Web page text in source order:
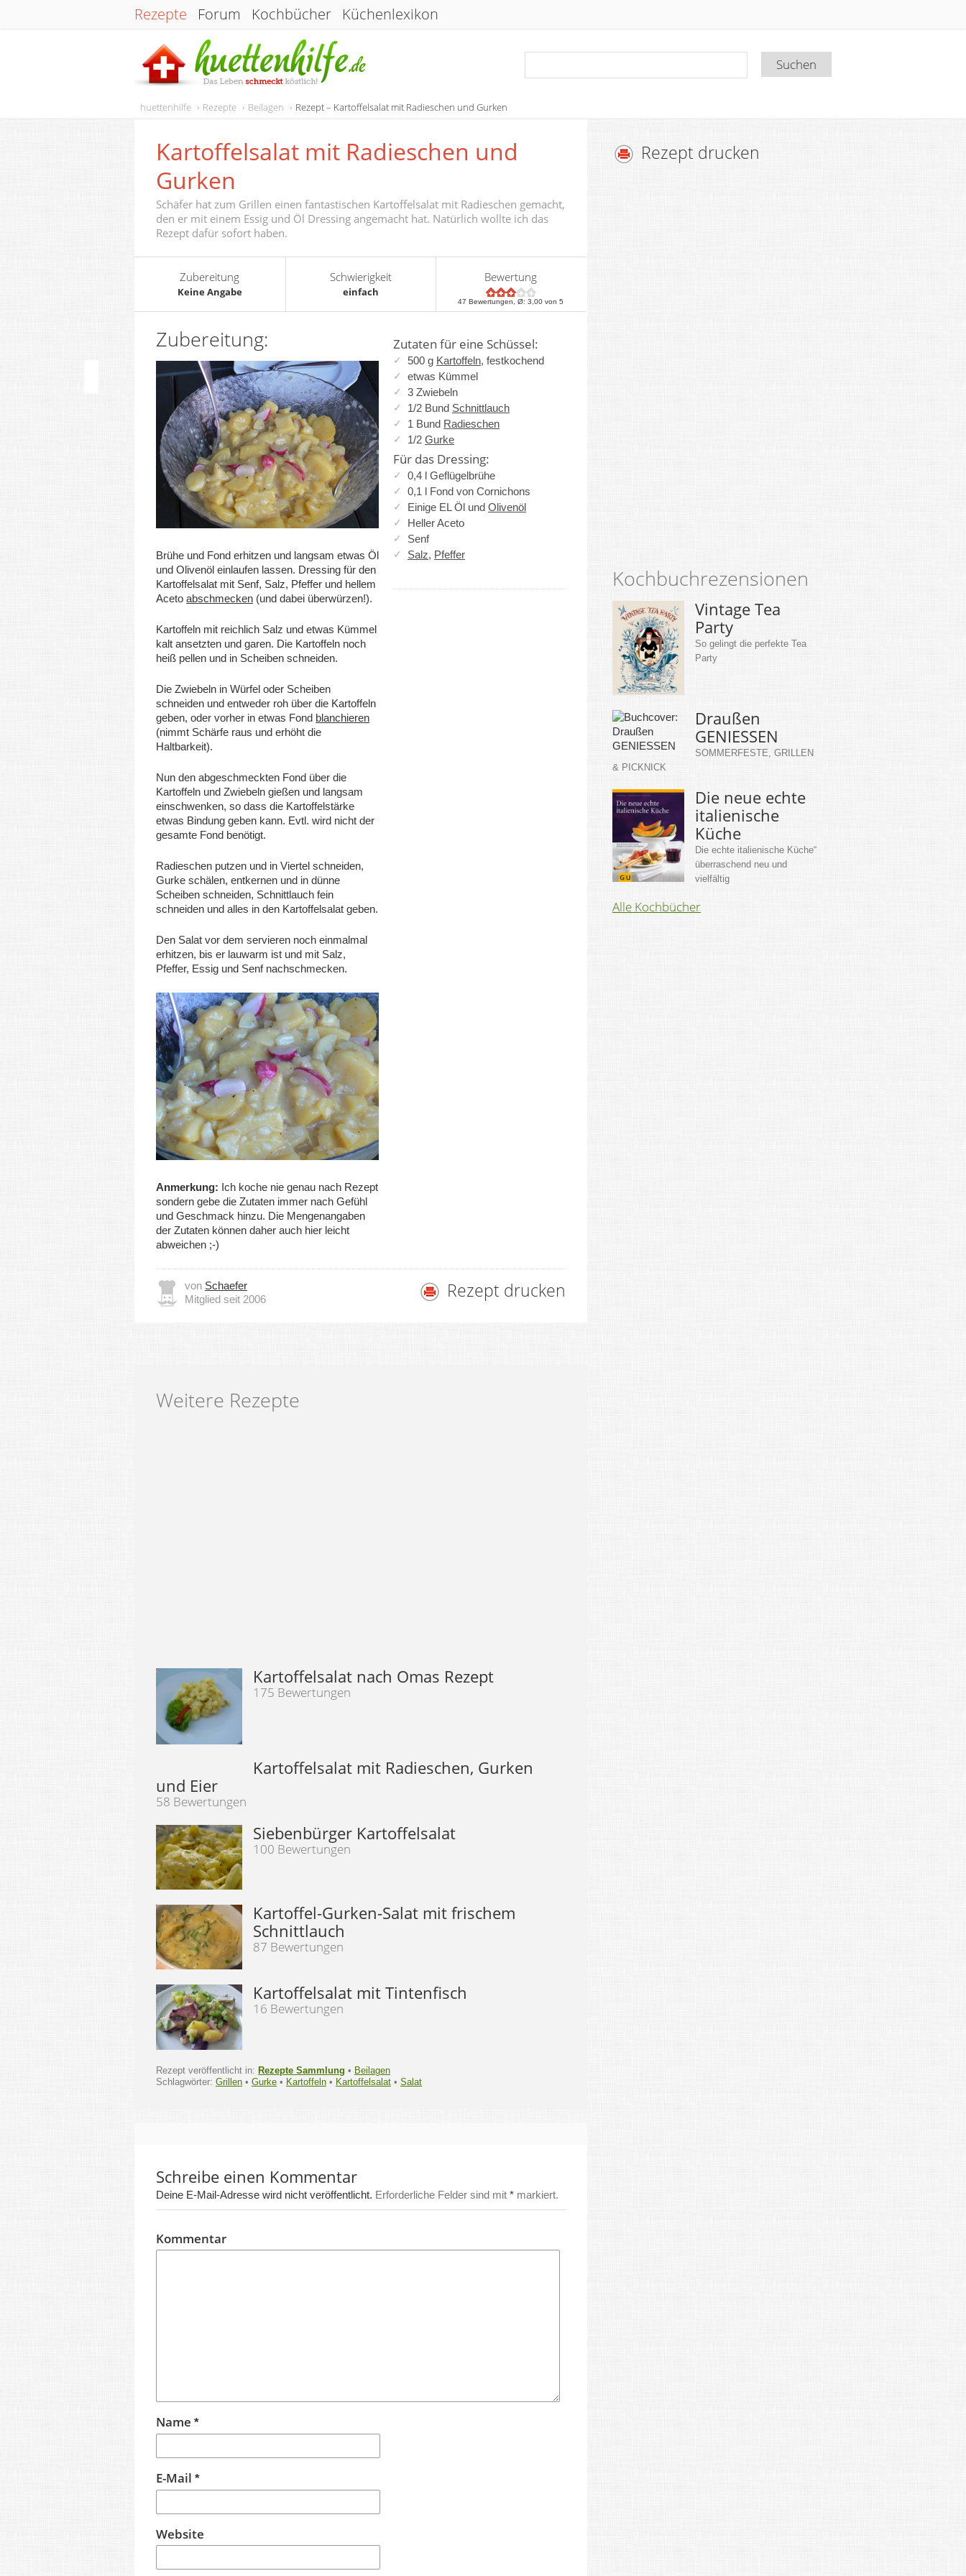
Rezepte Forum Kochbücher Küchenlexikon
huettenhilfe Rezepte Beilagen Rezept – Kartoffelsalat mit Radieschen und Gurken
Kartoffelsalat mit Radieschen und
Gurken
Schäfer hat zum Grillen einen fantastischen Kartoffelsalat mit Radieschen gemacht,
den er mit einem Essig und Öl Dressing angemacht hat. Natürlich wollte ich das
Rezept dafür sofort haben.
Zubereitung
Keine Angabe
Schwierigkeit
einfach
Bewertung
47 Bewertungen, Ø:3,00 von 5
Zutaten für eine Schüssel:
500 g Kartoffeln, festkochend
etwas Kümmel
3 Zwiebeln
1/2 Bund Schnittlauch
1 Bund Radieschen
1/2 Gurke
Für das Dressing:
0,4 l Geflügelbrühe
0,1 l Fond von Cornichons
Einige EL Öl und Olivenöl
Heller Aceto
Senf
Salz, Pfeffer
Zubereitung:
Brühe und Fond erhitzen und langsam etwas Öl
und Olivenöl einlaufen lassen. Dressing für den
Kartoffelsalat mit Senf, Salz, Pfeffer und hellem
Aceto abschmecken (und dabei überwürzen!).
Kartoffeln mit reichlich Salz und etwas Kümmel
kalt ansetzten und garen. Die Kartoffeln noch
heiß pellen und in Scheiben schneiden.
Die Zwiebeln in Würfel oder Scheiben
schneiden und entweder roh über die Kartoffeln
geben, oder vorher in etwas Fond blanchieren
(nimmt Schärfe raus und erhöht die
Haltbarkeit).
Nun den abgeschmeckten Fond über die
Kartoffeln und Zwiebeln gießen und langsam
einschwenken, so dass die Kartoffelstärke
etwas Bindung geben kann. Evtl. wird nicht der
gesamte Fond benötigt.
Radieschen putzen und in Viertel schneiden,
Gurke schälen, entkernen und in dünne
Scheiben schneiden, Schnittlauch fein
schneiden und alles in den Kartoffelsalat geben.
Den Salat vor dem servieren noch einmalmal
erhitzen, bis er lauwarm ist und mit Salz,
Pfeffer, Essig und Senf nachschmecken.
Anmerkung: Ich koche nie genau nach Rezept
sondern gebe die Zutaten immer nach Gefühl
und Geschmack hinzu. Die Mengenangaben
der Zutaten können daher auch hier leicht
abweichen ;-)
von Schaefer
Mitglied seit 2006
Rezept drucken
Rezept drucken
Kochbuchrezensionen
Vintage Tea
Party
So gelingt die perfekte Tea
Party
Draußen
GENIESSEN
SOMMERFESTE, GRILLEN
& PICKNICK
Die neue echte
italienische
Küche
Die echte italienische Küche“
überraschend neu und
vielfältig
Alle Kochbücher
Weitere Rezepte
Kartoffelsalat nach Omas Rezept
175 Bewertungen
Kartoffelsalat mit Radieschen, Gurken
und Eier
58 Bewertungen
Siebenbürger Kartoffelsalat
100 Bewertungen
Kartoffel-Gurken-Salat mit frischem
Schnittlauch
87 Bewertungen
Kartoffelsalat mit Tintenfisch
16 Bewertungen
Rezept veröffentlicht in: Rezepte Sammlung • Beilagen
Schlagwörter: Grillen • Gurke • Kartoffeln • Kartoffelsalat • Salat
Schreibe einen Kommentar
Deine E-Mail-Adresse wird nicht veröffentlicht. Erforderliche Felder sind mit * markiert.
Kommentar
Name *
E-Mail *
Website